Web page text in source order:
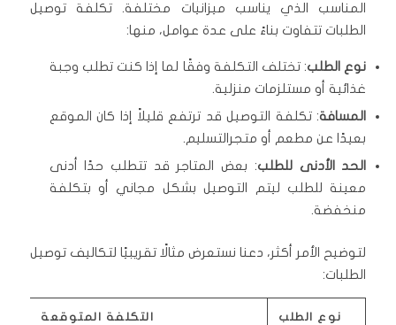
المناسب الذي يناسب ميزانيات مختلفة. تكلفة توصيل
الطلبات تتفاوت بناءً على عدة عوامل، منها:
نوع الطلب: تختلف التكلفة وفقًا لما إذا كنت تطلب وجبة
غذائية أو مستلزمات منزلية.
المسافة: تكلفة التوصيل قد ترتفع قليلاً إذا كان الموقع
بعيدًا عن مطعم أو متجرالتسليم.
الحد الأدنى للطلب: بعض المتاجر قد تتطلب حدًا أدنى
معينة للطلب ليتم التوصيل بشكل مجاني أو بتكلفة
منخفضة.
لتوضيح الأمر أكثر، دعنا نستعرض مثالًا تقريبيًا لتكاليف توصيل
الطلبات:
نوع الطلب التكلفة المتوقعة